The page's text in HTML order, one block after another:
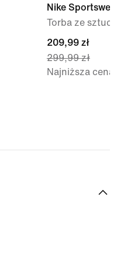
Nike Sportswear
Torba ze
current
price
209,99 zł,
209,99 zł
299,99 zł
Najniższa cena